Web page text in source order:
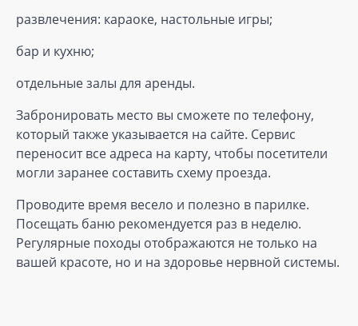
развлечения: караоке, настольные игры;
бар и кухню;
отдельные залы для аренды.
Забронировать место вы сможете по телефону,
который также указывается на сайте. Сервис
переносит все адреса на карту, чтобы посетители
могли заранее составить схему проезда.
Проводите время весело и полезно в парилке.
Посещать баню рекомендуется раз в неделю.
Регулярные походы отображаются не только на
вашей красоте, но и на здоровье нервной системы.